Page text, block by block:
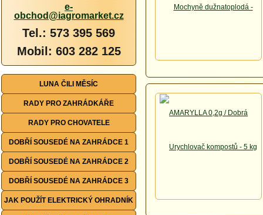
e-
obchod@iagromarket.cz
Tel.: 573 395 569
Mobil: 603 282 125
LUNA ČILI MĚSÍC
RADY PRO ZAHRÁDKÁŘE
RADY PRO CHOVATELE
DOBŘÍ SOUSEDÉ NA ZAHRÁDCE 1
DOBŘÍ SOUSEDÉ NA ZAHRÁDCE 2
DOBŘÍ SOUSEDÉ NA ZAHRÁDCE 3
JAK POUŽÍT ELEKTRICKÝ OHRADNÍK